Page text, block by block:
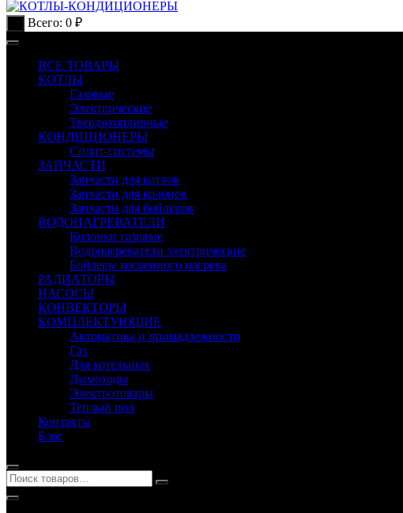
Всего: 0 ₽
ВСЕ ТОВАРЫ
КОТЛЫ
Газовые
Электрические
Твердотопливные
КОНДИЦИОНЕРЫ
Сплит-системы
ЗАПЧАСТИ
Запчасти для котлов
Запчасти для колонок
Запчасти для бойлеров
ВОДОНАГРЕВАТЕЛИ
Колонки газовые
Водонагреватели электрические
Бойлеры косвенного нагрева
РАДИАТОРЫ
НАСОСЫ
КОНВЕКТОРЫ
КОМПЛЕКТУЮЩИЕ
Автоматика и принадлежности
Газ
Для котельных
Дымоходы
Электротовары
Теплый пол
Контакты
Блог